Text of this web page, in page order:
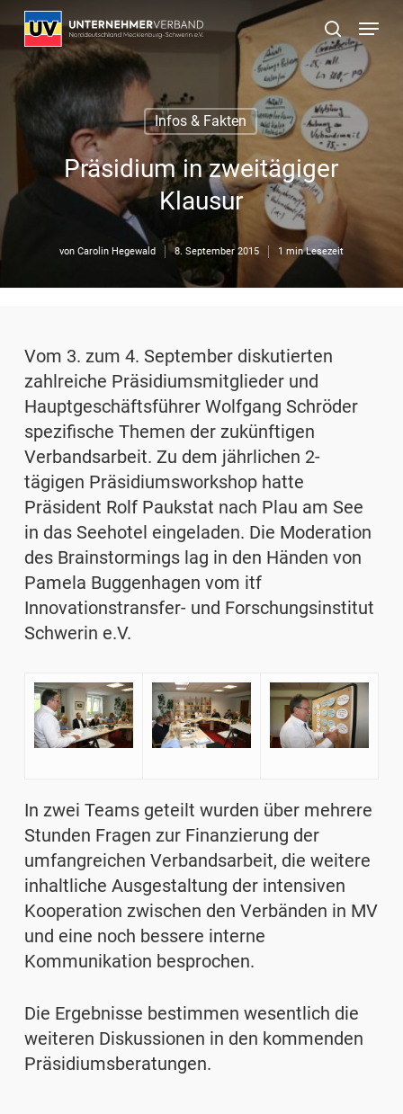
Skip
main
content
suchen
Menu
Infos & Fakten
Präsidium in zweitägiger
Klausur
von Carolin Hegewald 8. September 2015 1 min Lesezeit
Vom 3. zum 4. September diskutierten
zahlreiche Präsidiumsmitglieder und
Hauptgeschäftsführer Wolfgang Schröder
spezifische Themen der zukünftigen
Verbandsarbeit. Zu dem jährlichen 2-
tägigen Präsidiumsworkshop hatte
Präsident Rolf Paukstat nach Plau am See
in das Seehotel eingeladen. Die Moderation
des Brainstormings lag in den Händen von
Pamela Buggenhagen vom itf
Innovationstransfer- und Forschungsinstitut
Schwerin e.V.
In zwei Teams geteilt wurden über mehrere
Stunden Fragen zur Finanzierung der
umfangreichen Verbandsarbeit, die weitere
inhaltliche Ausgestaltung der intensiven
Kooperation zwischen den Verbänden in MV
und eine noch bessere interne
Kommunikation besprochen.
Die Ergebnisse bestimmen wesentlich die
weiteren Diskussionen in den kommenden
Präsidiumsberatungen.